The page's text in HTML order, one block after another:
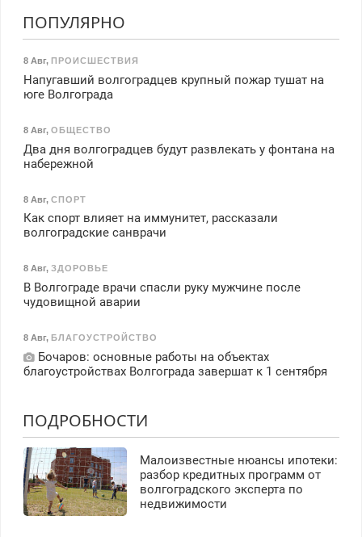
ПОПУЛЯРНО
8 Авг, ПРОИСШЕСТВИЯ
Напугавший волгоградцев крупный пожар тушат на
юге Волгограда
8 Авг, ОБЩЕСТВО
Два дня волгоградцев будут развлекать у фонтана на
набережной
8 Авг, СПОРТ
Как спорт влияет на иммунитет, рассказали
волгоградские санврачи
8 Авг, ЗДОРОВЬЕ
В Волгограде врачи спасли руку мужчине после
чудовищной аварии
8 Авг, БЛАГОУСТРОЙСТВО
Бочаров: основные работы на объектах
благоустройствах Волгограда завершат к 1 сентября
ПОДРОБНОСТИ
Малоизвестные нюансы ипотеки:
разбор кредитных программ от
волгоградского эксперта по
недвижимости